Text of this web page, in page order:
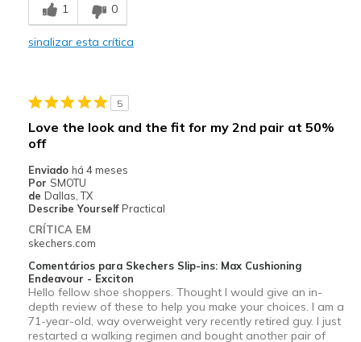
Comfortable
Casual Wear
Going Out
Special Occasions
Travel
Width
Feels true to width
Sizing
Feels true to size
View On Shoes
I'm Really Into Shoes
1 0
sinalizar esta crítica
5
Love the look and the fit for my 2nd pair at 50%
off
Enviado há 4 meses
Por SMOTU
de Dallas, TX
Describe Yourself Practical
CRÍTICA EM
skechers.com
Comentários para Skechers Slip-ins: Max Cushioning
Endeavour - Exciton
Hello fellow shoe shoppers. Thought I would give an in-
depth review of these to help you make your choices. I am a
71-year-old, way overweight very recently retired guy. I just
restarted a walking regimen and bought another pair of